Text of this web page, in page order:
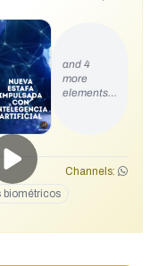
mercados y
consultar el
entrado en la
con su
grabación de
facial activado.
Crees que estás
tus datos
and 4
more
elements…
Channels:
biométricos